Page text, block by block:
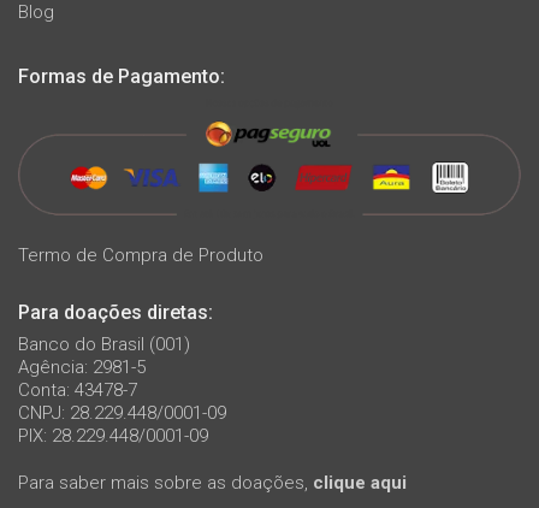
Blog
Formas de Pagamento:
Termo de Compra de Produto
Para doações diretas:
Banco do Brasil (001)
Agência: 2981-5
Conta: 43478-7
CNPJ: 28.229.448/0001-09
PIX: 28.229.448/0001-09
Para saber mais sobre as doações, clique aqui